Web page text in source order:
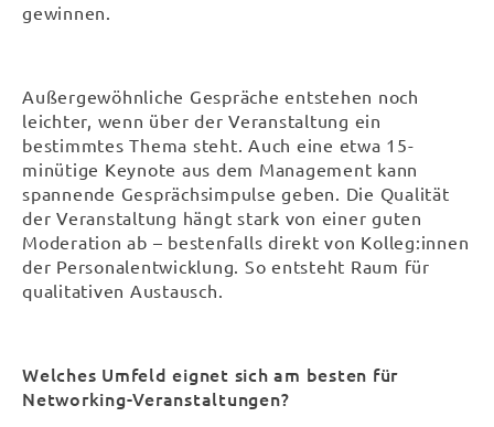
gewinnen.
Außergewöhnliche Gespräche entstehen noch
leichter, wenn über der Veranstaltung ein
bestimmtes Thema steht. Auch eine etwa 15-
minütige Keynote aus dem Management kann
spannende Gesprächsimpulse geben. Die Qualität
der Veranstaltung hängt stark von einer guten
Moderation ab – bestenfalls direkt von Kolleg:innen
der Personalentwicklung. So entsteht Raum für
qualitativen Austausch.
Welches Umfeld eignet sich am besten für
Networking-Veranstaltungen?